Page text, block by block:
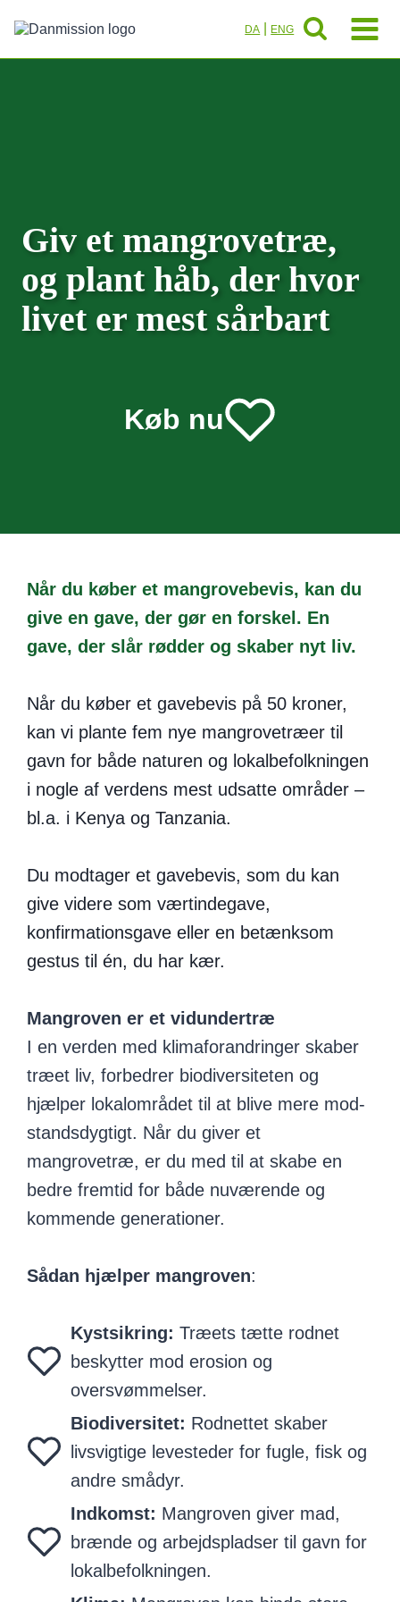
DA ENG
Giv et mangrovetræ,
og plant håb, der hvor
livet er mest sårbart
Køb nu
Når du køber et mangrovebevis, kan du
give en gave, der gør en forskel. En
gave, der slår rødder og skaber nyt liv.
Når du køber et gavebevis på 50 kroner,
kan vi plante fem nye mangrovetræer til
gavn for både naturen og lokalbefolkningen
i nogle af verdens mest udsatte områder –
bl.a. i Kenya og Tanzania.
Du modtager et gavebevis, som du kan
give videre som værtindegave,
konfirmationsgave eller en betænksom
gestus til én, du har kær.
Mangroven er et vidundertræ
I en verden med klimaforandringer skaber
træet liv, forbedrer biodiversiteten og
hjælper lokalområdet til at blive mere mod­
standsdygtigt. Når du giver et
mangrovetræ, er du med til at skabe en
bedre fremtid for både nuværende og
kommende generationer.
Sådan hjælper mangroven:
Kystsikring: Træets tætte rodnet
beskytter mod erosion og
oversvømmelser.
Biodiversitet: Rodnettet skaber
livsvigtige levesteder for fugle, fisk og
andre smådyr.
Indkomst: Mangroven giver mad,
brænde og arbejdspladser til gavn for
lokalbefolkningen.